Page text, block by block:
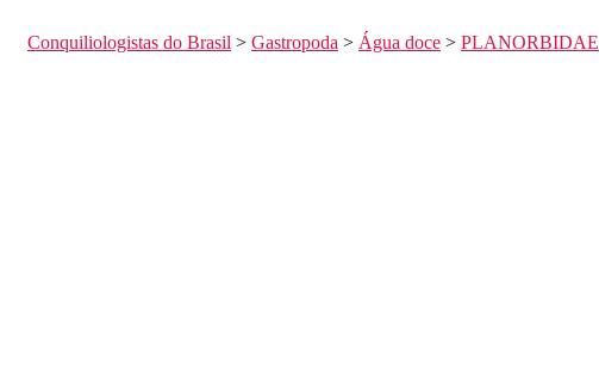
Conquiliologistas do Brasil > Gastropoda > Água doce > PLANORBIDAE